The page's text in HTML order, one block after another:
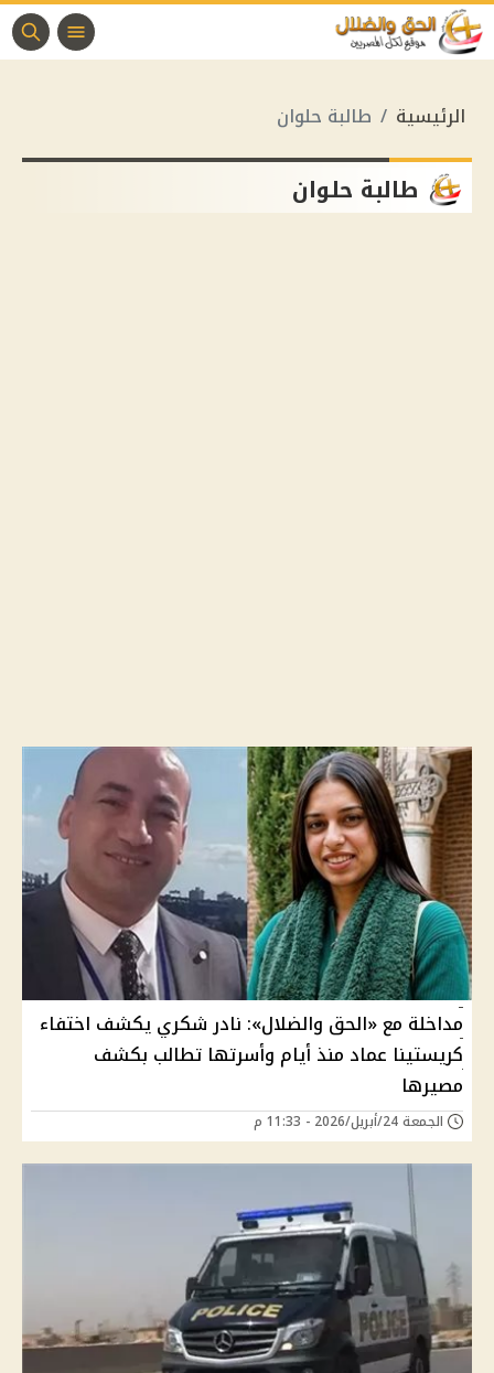
الرئيسية طالبة حلوان
طالبة حلوان
مداخلة مع «الحق والضلال»: نادر شكري يكشف اختفاء
كريستينا عماد منذ أيام وأسرتها تطالب بكشف
مصيرها
الجمعة 24/أبريل/2026 - 11:33 م